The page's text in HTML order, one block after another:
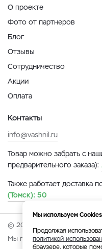
О проекте
Фото от партнеров
Блог
Отзывы
Сотрудничество
Акции
Оплата
Контакты
info@vashnil.ru
Товар можно забрать с
предварительного заказа):
Также работает доставка
(Томск): 50
© 2026 Онлайн-ярмарка
Мы принимаем:
Мы используем Cookies
Продолжая
политикой
браузере, которые